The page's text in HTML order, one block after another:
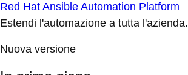
Red Hat Ansible Automation Platform
Estendi l'automazione a tutta l'azienda.
Nuova versione